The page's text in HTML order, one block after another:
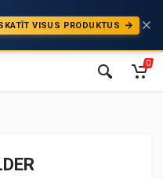
VISUS PRODUKTUS
0